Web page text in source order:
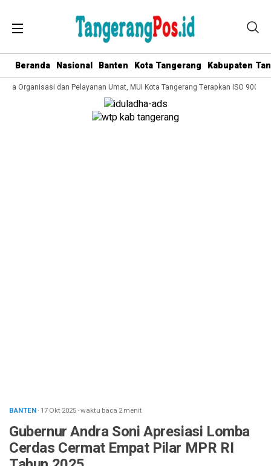
Beranda Nasional Banten Kota Tangerang Kabupaten
Organisasi dan Pelayanan Umat, MUI Kota Tangerang Terapkan ISO
BANTEN· 17 Okt 2025·waktu baca 2 menit
Gubernur Andra Soni Apresiasi Lomba
Cerdas Cermat Empat Pilar MPR RI